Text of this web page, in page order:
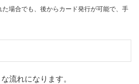
場合でも、後からカード発行が可能で、手
流れになります。